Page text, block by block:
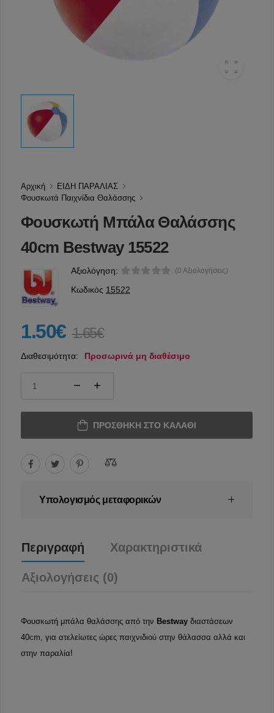
Αρχική
ΕΙΔΗ ΠΑΡΑΛΙΑΣ
Φουσκωτά Παιχνίδια Θαλάσσης
Φουσκωτή Μπάλα Θαλάσσης
40cm Βestway 15522
Αξιολόγηση: (0 Αξιολογήσεις)
Κωδικός 15522
1.50€ 1.65€
Διαθεσιμότητα: Προσωρινά μη διαθέσιμο
ΠΡΟΣΘΉΚΗ ΣΤΟ ΚΑΛΆΘΙ
Υπολογισμός μεταφορικών
Περιγραφή Χαρακτηριστικά
Αξιολογήσεις (0)
Φουσκωτή μπάλα θαλάσσης από την Bestway διαστάσεων
40cm, για ατελείωτες ώρες παιχνιδιού στην θάλασσα αλλά και
στην παραλία!